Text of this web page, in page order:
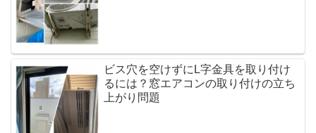
ビス穴を空けずにL字金具を取り付け
るには？窓エアコンの取り付けの立ち
上がり問題